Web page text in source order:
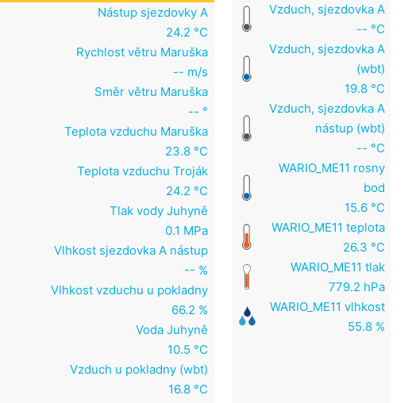
Nástup sjezdovky A
24.2 °C
Rychlost větru Maruška
-- m/s
Směr větru Maruška
-- °
Teplota vzduchu Maruška
23.8 °C
Teplota vzduchu Troják
24.2 °C
Tlak vody Juhyně
0.1 MPa
Vlhkost sjezdovka A nástup
-- %
Vlhkost vzduchu u pokladny
66.2 %
Voda Juhyně
10.5 °C
Vzduch u pokladny (wbt)
16.8 °C
Vzduch, sjezdovka A
-- °C
Vzduch, sjezdovka A
(wbt)
19.8 °C
Vzduch, sjezdovka A
nástup (wbt)
-- °C
WARIO_ME11 rosny
bod
15.6 °C
WARIO_ME11 teplota
26.3 °C
WARIO_ME11 tlak
779.2 hPa
WARIO_ME11 vlhkost
55.8 %